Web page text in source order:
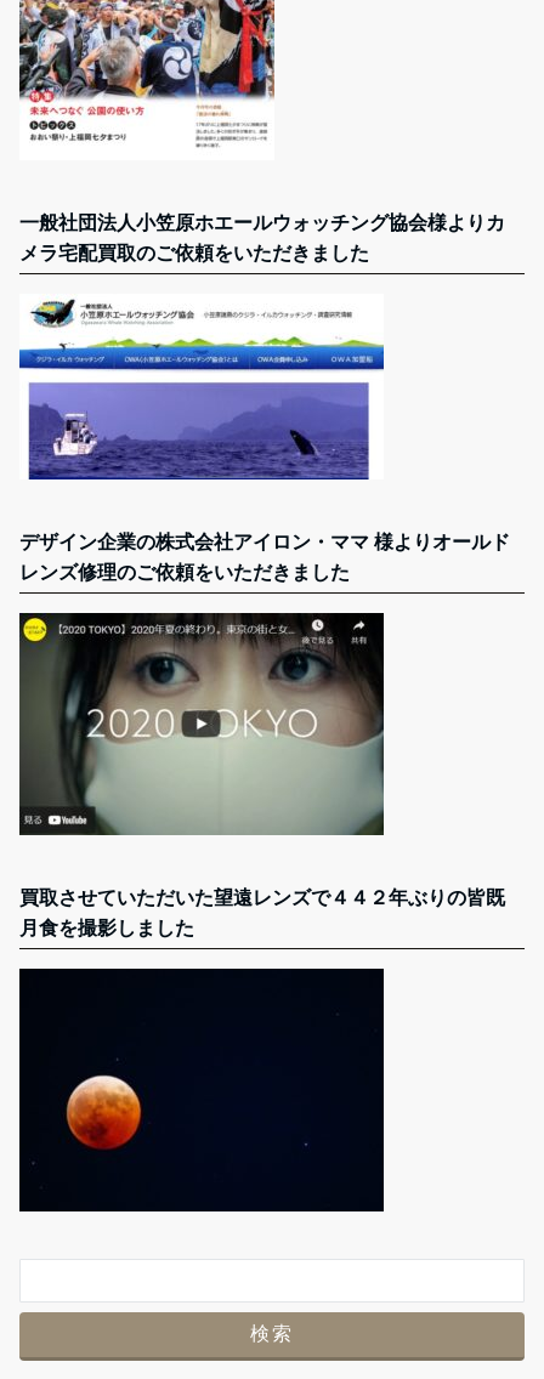
一般社団法人小笠原ホエールウォッチング協会様よりカ
メラ宅配買取のご依頼をいただきました
デザイン企業の株式会社アイロン・ママ 様よりオールド
レンズ修理のご依頼をいただきました
買取させていただいた望遠レンズで４４２年ぶりの皆既
月食を撮影しました